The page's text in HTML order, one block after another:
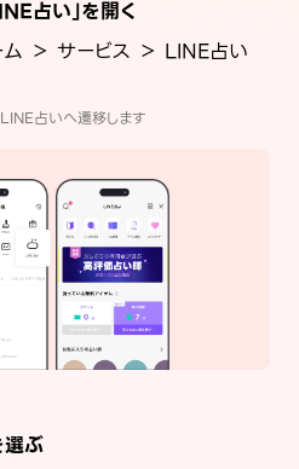
占い」を開く
＞ サービス ＞ LINE占い
占いへ遷移します
選ぶ